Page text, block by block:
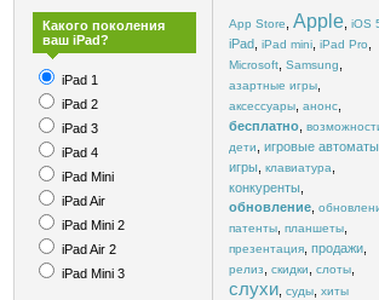
Какого поколения
ваш iPad?
iPad 1
iPad 2
iPad 3
iPad 4
iPad Mini
iPad Air
iPad Mini 2
iPad Air 2
iPad Mini 3
App Store Apple iOS
iPad iPad mini iPad Pro
Microsoft Samsung
азартные игры
аксессуары анонс
бесплатно
дети игровые автоматы
игры клавиатура
конкуренты
обновление
патенты планшеты
презентация продажи
релиз скидки слоты
слухи суды хиты